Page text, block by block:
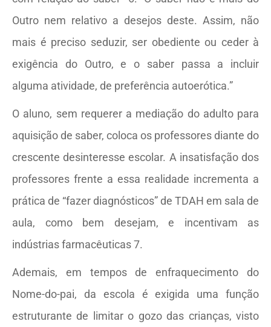
Outro nem relativo a desejos deste. Assim, não
mais é preciso seduzir, ser obediente ou ceder à
exigência do Outro, e o saber passa a incluir
alguma atividade, de preferência autoerótica.”
O aluno, sem requerer a mediação do adulto para
aquisição de saber, coloca os professores diante do
crescente desinteresse escolar. A insatisfação dos
professores frente a essa realidade incrementa a
prática de “fazer diagnósticos” de TDAH em sala de
aula, como bem desejam, e incentivam as
indústrias farmacêuticas 7.
Ademais, em tempos de enfraquecimento do
Nome-do-pai, da escola é exigida uma função
estruturante de limitar o gozo das crianças, visto